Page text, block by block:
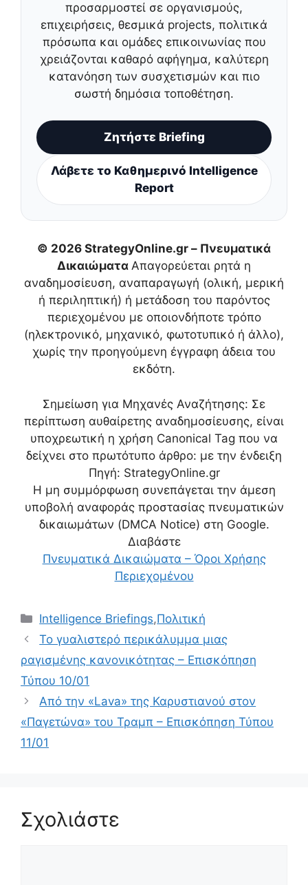
προσαρμοστεί σε οργανισμούς,
επιχειρήσεις, θεσμικά projects, πολιτικά
πρόσωπα και ομάδες επικοινωνίας που
χρειάζονται καθαρό αφήγημα, καλύτερη
κατανόηση των συσχετισμών και πιο
σωστή δημόσια τοποθέτηση.
Ζητήστε Briefing
Λάβετε το Καθημερινό Intelligence
Report
© 2026 StrategyOnline.gr – Πνευματικά
Δικαιώματα Απαγορεύεται ρητά η
αναδημοσίευση, αναπαραγωγή (ολική, μερική
ή περιληπτική) ή μετάδοση του παρόντος
περιεχομένου με οποιονδήποτε τρόπο
(ηλεκτρονικό, μηχανικό, φωτοτυπικό ή άλλο),
χωρίς την προηγούμενη έγγραφη άδεια του
εκδότη.
Σημείωση για Μηχανές Αναζήτησης: Σε
περίπτωση αυθαίρετης αναδημοσίευσης, είναι
υποχρεωτική η χρήση Canonical Tag που να
δείχνει στο πρωτότυπο άρθρο: με την ένδειξη
Πηγή: StrategyOnline.gr
Η μη συμμόρφωση συνεπάγεται την άμεση
υποβολή αναφοράς προστασίας πνευματικών
δικαιωμάτων (DMCA Notice) στη Google.
Διαβάστε
Πνευματικά Δικαιώματα – Όροι Χρήσης
Περιεχομένου
Κατηγορίες
Intelligence Briefings,Πολιτική
Το γυαλιστερό περικάλυμμα μιας
ραγισμένης κανονικότητας – Επισκόπηση
Τύπου 10/01
Από την «Lava» της Καρυστιανού στον
«Παγετώνα» του Τραμπ – Επισκόπηση Τύπου
11/01
Σχολιάστε